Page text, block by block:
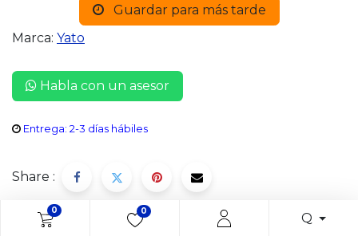
0 0 Q
Guardar para más tarde
Marca: Yato
Habla con un asesor
Entrega: 2-3 días hábiles
Share :